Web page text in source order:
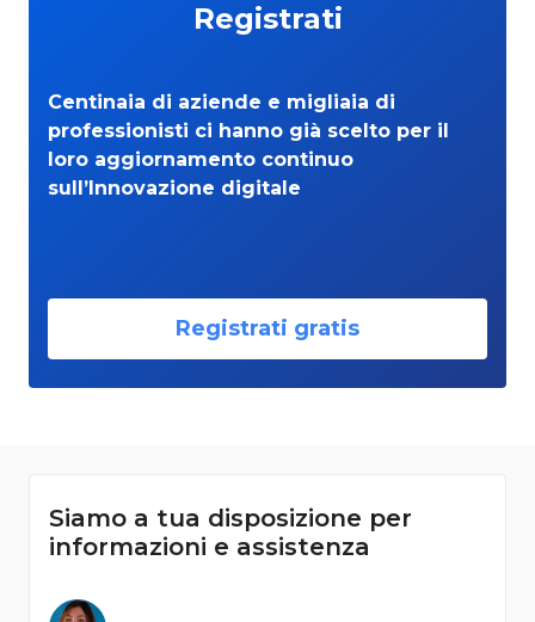
Registrati
Centinaia di aziende e migliaia di
professionisti ci hanno già scelto per il
loro aggiornamento continuo
sull’Innovazione digitale
Registrati gratis
Siamo a tua disposizione per
informazioni e assistenza